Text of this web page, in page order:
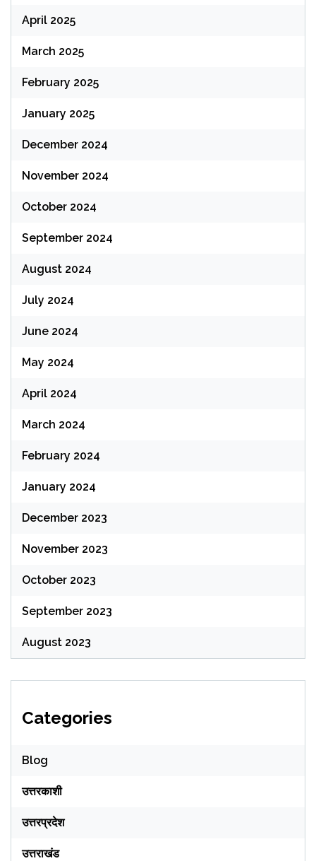
April 2025
March 2025
February 2025
January 2025
December 2024
November 2024
October 2024
September 2024
August 2024
July 2024
June 2024
May 2024
April 2024
March 2024
February 2024
January 2024
December 2023
November 2023
October 2023
September 2023
August 2023
Categories
Blog
उत्तरकाशी
उत्तरप्रदेश
उत्तराखंड